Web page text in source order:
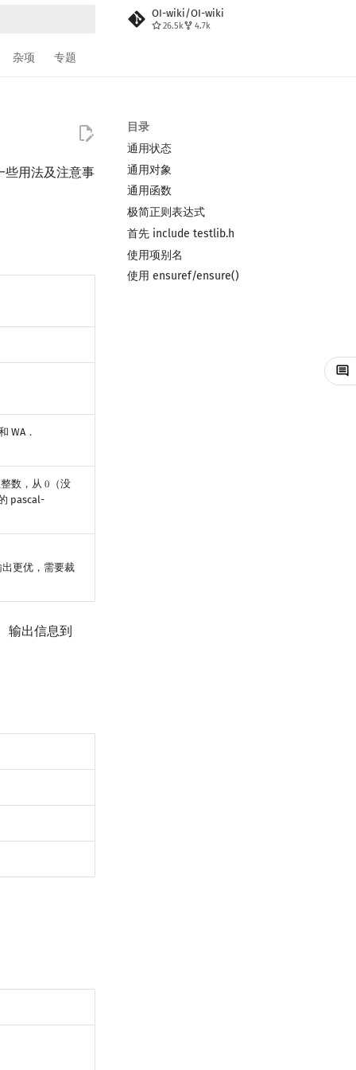
OI-wiki/OI-wiki
26.5k 4.7k
杂项 专题
目录
通用状态
通用对象
通用函数
极简正则表达式
首先 include testlib.h
使用项别名
使用 ensuref/ensure()
用法及注意事
WA．
数，从0
0 （没
pascal-
更优，需要裁
输出信息到